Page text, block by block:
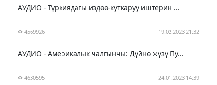
АУДИО - Түркиядагы издөө-куткаруу иштерин ...
4569926 19.02.2023 21:32
АУДИО - Америкалык чалгынчы: Дүйнө жүзү Пу...
4630595 24.01.2023 14:39